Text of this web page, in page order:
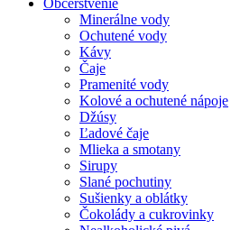
Občerstvenie
Minerálne vody
Ochutené vody
Kávy
Čaje
Pramenité vody
Kolové a ochutené nápoje
Džúsy
Ľadové čaje
Mlieka a smotany
Sirupy
Slané pochutiny
Sušienky a oblátky
Čokolády a cukrovinky